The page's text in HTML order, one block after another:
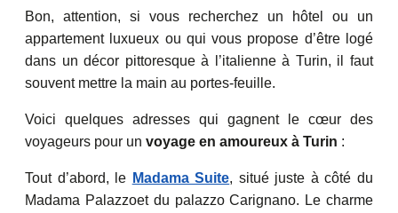
Bon, attention, si vous recherchez un hôtel ou un
appartement luxueux ou qui vous propose d’être logé
dans un décor pittoresque à l’italienne à Turin, il faut
souvent mettre la main au portes-feuille.
Voici quelques adresses qui gagnent le cœur des
voyageurs pour un voyage en amoureux à Turin :
Tout d’abord, le Madama Suite, situé juste à côté du
Madama Palazzoet du palazzo Carignano. Le charme